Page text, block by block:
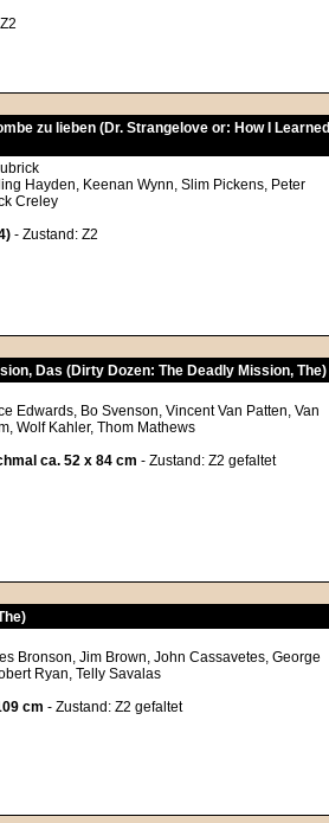
zu lieben (Dr. Strangelove or: How I Learned
Hayden, Keenan Wynn, Slim Pickens, Peter
Creley
- Zustand: Z2
Das (Dirty Dozen: The Deadly Mission, The)
Edwards, Bo Svenson, Vincent Van Patten, Van
Wolf Kahler, Thom Mathews
ca. 52 x 84 cm - Zustand: Z2 gefaltet
Bronson, Jim Brown, John Cassavetes, George
Ryan, Telly Savalas
cm - Zustand: Z2 gefaltet